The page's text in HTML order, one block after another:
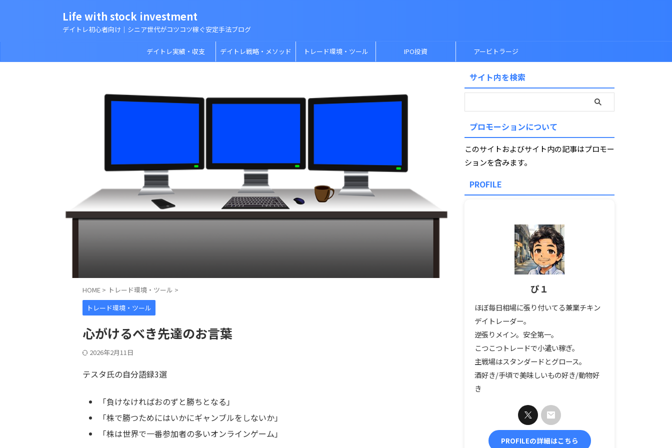
Life with stock investment
デイトレ初心者向け｜シニア世代がコツコツ稼ぐ安定手法ブログ
デイトレ実績・収支 デイトレ戦略・メソッド トレード環境・ツール IPO投資 アービトラージ
HOME > トレード環境・ツール >
トレード環境・ツール
心がけるべき先達のお言葉
2026年2月11日
テスタ氏の自分語録3選
「負けなければおのずと勝ちとなる」
「株で勝つためにはいかにギャンブルをしないか」
「株は世界で一番参加者の多いオンラインゲーム」
サイト内を検索
プロモーションについて
このサイトおよびサイト内の記事はプロモー
ションを含みます。
PROFILE
ぴ１
ほぼ毎日相場に張り付いてる兼業チキン
デイトレーダー。
逆張りメイン。安全第一。
こつこつトレードで小遣い稼ぎ。
主戦場はスタンダードとグロース。
酒好き/手頃で美味しいもの好き/動物好
き
PROFILEの詳細はこちら